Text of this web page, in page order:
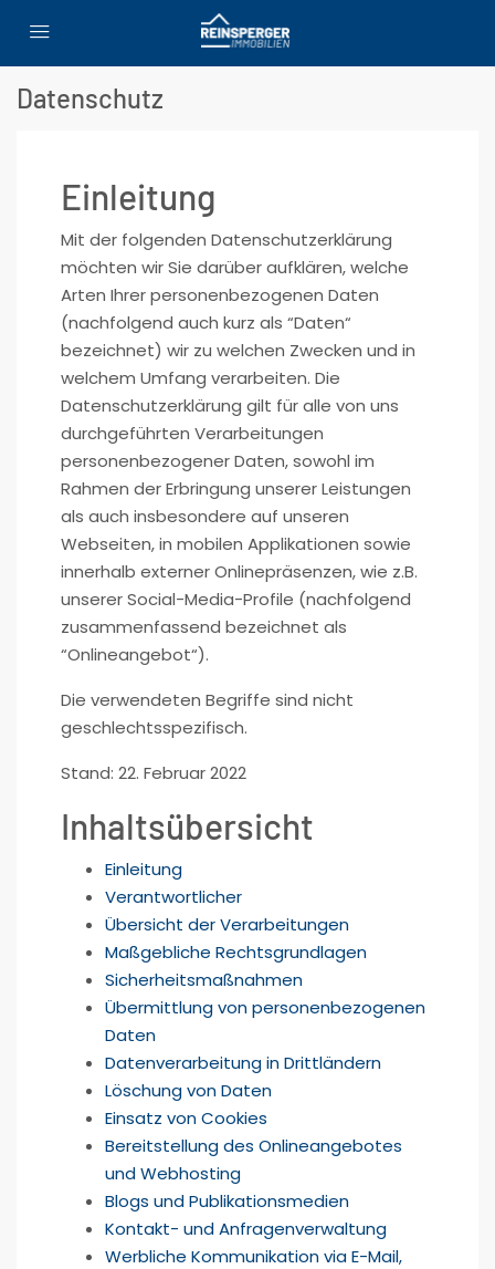
Datenschutz
Einleitung
Mit der folgenden Datenschutzerklärung
möchten wir Sie darüber aufklären, welche
Arten Ihrer personenbezogenen Daten
(nachfolgend auch kurz als “Daten“
bezeichnet) wir zu welchen Zwecken und in
welchem Umfang verarbeiten. Die
Datenschutzerklärung gilt für alle von uns
durchgeführten Verarbeitungen
personenbezogener Daten, sowohl im
Rahmen der Erbringung unserer Leistungen
als auch insbesondere auf unseren
Webseiten, in mobilen Applikationen sowie
innerhalb externer Onlinepräsenzen, wie z.B.
unserer Social-Media-Profile (nachfolgend
zusammenfassend bezeichnet als
“Onlineangebot“).
Die verwendeten Begriffe sind nicht
geschlechtsspezifisch.
Stand: 22. Februar 2022
Inhaltsübersicht
Einleitung
Verantwortlicher
Übersicht der Verarbeitungen
Maßgebliche Rechtsgrundlagen
Sicherheitsmaßnahmen
Übermittlung von personenbezogenen
Daten
Datenverarbeitung in Drittländern
Löschung von Daten
Einsatz von Cookies
Bereitstellung des Onlineangebotes
und Webhosting
Blogs und Publikationsmedien
Kontakt- und Anfragenverwaltung
Werbliche Kommunikation via E-Mail,